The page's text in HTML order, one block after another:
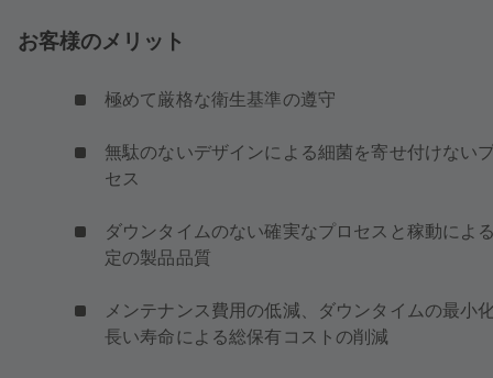
お客様のメリット
極めて厳格な衛生基準の遵守
無駄のないデザインによる細菌を寄せ付けない
セス
ダウンタイムのない確実なプロセスと稼動によ
定の製品品質
メンテナンス費用の低減、ダウンタイムの最小
長い寿命による総保有コストの削減